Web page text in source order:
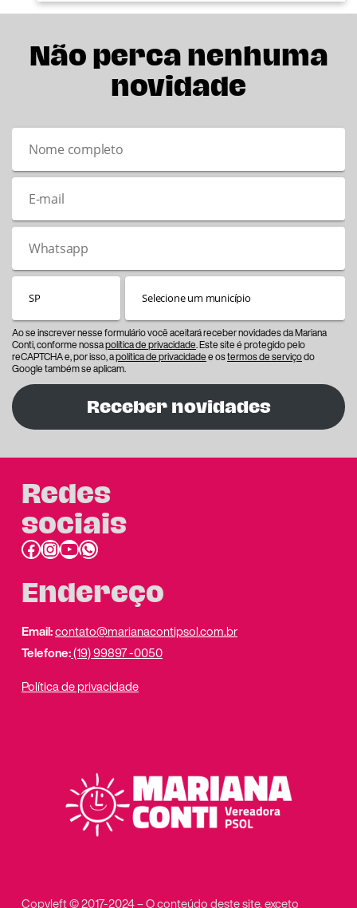
Não perca nenhuma
novidade
Ao se inscrever nesse formulário você aceitará receber novidades da Mariana
Conti, conforme nossapolítica de privacidade. Este site é protegido pelo
reCAPTCHA e, por isso, apolítica de privacidadee ostermos de serviçodo
Google também se aplicam.
Receber novidades
Redes
sociais
Facebook InstagramYoutube link do whatsapp
Endereço
Email:contato@marianacontipsol.com.br
Telefone:(19) 99897 -0050
Política de privacidade
Copyleft © 2017-2024 – O conteúdo deste site, exceto